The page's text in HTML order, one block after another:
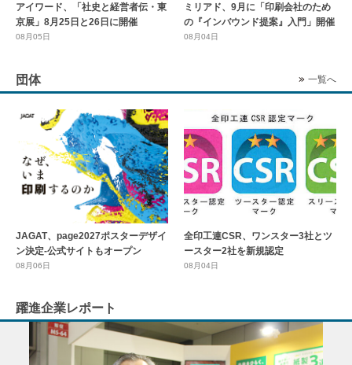
アイワード、「社史と経営者伝・東
京展」8月25日と26日に開催
08月05日
ミリアド、9月に「印刷会社のため
の『インバウンド提案』入門」開催
08月04日
団体 一覧へ
JAGAT、page2027ポスターデザイ
ン決定-公式サイトもオープン
08月06日
全印工連CSR、ワンスター3社とツ
ースター2社を新規認定
08月04日
躍進企業レポート